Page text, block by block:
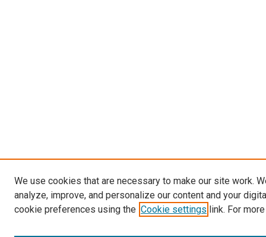
We use cookies that are necessary to make our site work.
analyze, improve, and personalize our content and your
cookie preferences using the Cookie settings link. For